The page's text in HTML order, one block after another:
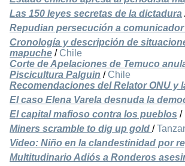
Las 150 leyes secretas de la dictadura
Repudian persecución a
Cronología y descripción de
mapuche / Chile
Corte de Apelaciones de Temuco
Piscicultura Palguin / Chile
Recomendaciones del Relator ONU y
El caso Elena Varela desnuda la
El capital mafioso contra los pueblos /
Miners scramble to dig up gold /
Video: Niño en la clandestinidad por
Multitudinario Adiós a Ronderos